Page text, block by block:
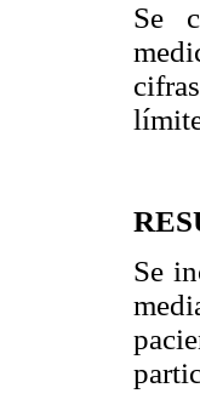
Se
Se